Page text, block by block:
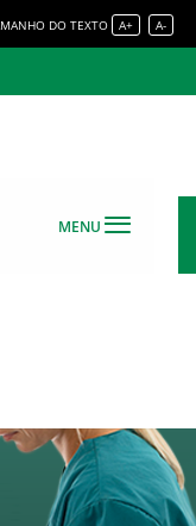
DO TEXTO A+ A-
MENU